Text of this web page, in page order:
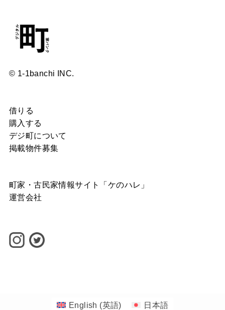
© 1-1banchi INC.
借りる
購入する
デジ町について
掲載物件募集
町家・古民家情報サイト「ケのハレ」
運営会社
English (英語) 日本語